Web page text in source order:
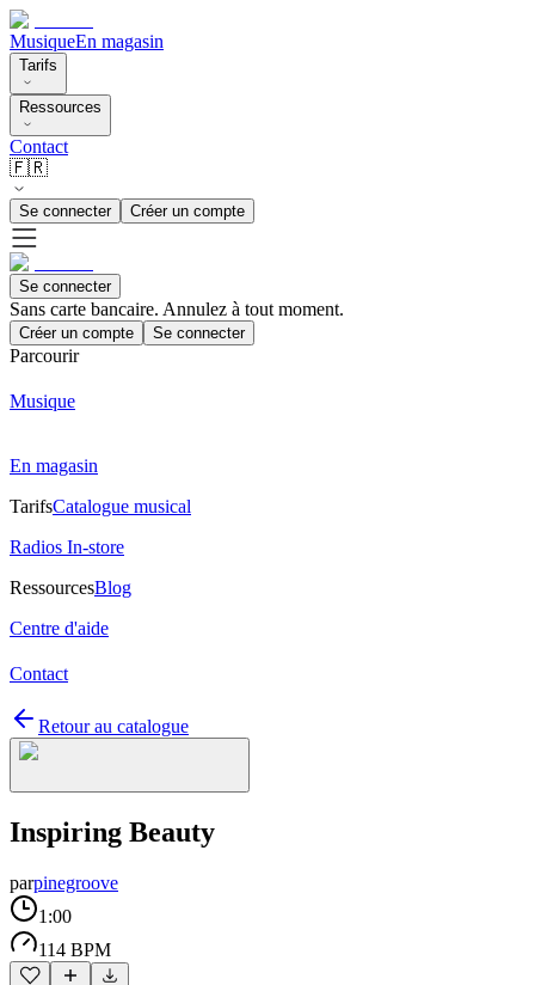
MusiqueEn magasin
Tarifs
Ressources
Contact
🇫🇷
Se connecter Créer un compte
Se connecter
Sans carte bancaire. Annulez à tout moment.
Créer un compte Se connecter
Parcourir
Musique
En magasin
TarifsCatalogue musical
Radios In-store
RessourcesBlog
Centre d'aide
Contact
Retour au catalogue
Inspiring Beauty
parpinegroove
1:00
114 BPM